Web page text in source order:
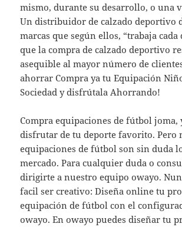
mismo, durante su desarrollo, o una
Un distribuidor de calzado deportivo
marcas que según ellos, “trabaja
que la compra de calzado deportivo
asequible al mayor número de
ahorrar Compra ya tu Equipación
Sociedad y disfrútala Ahorrando!
Compra equipaciones de fútbol joma,
disfrutar de tu deporte favorito. Pero
equipaciones de fútbol son sin duda
mercado. Para cualquier duda o
dirigirte a nuestro equipo owayo.
facil ser creativo: Diseña online tu
equipación de fútbol con el
owayo. En owayo puedes diseñar tu